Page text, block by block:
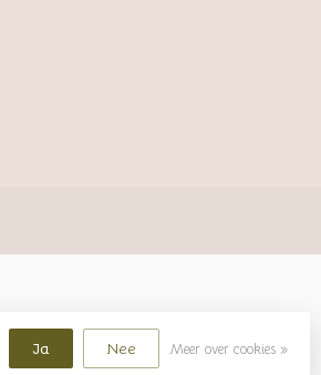
Ja Nee Meer over cookies »